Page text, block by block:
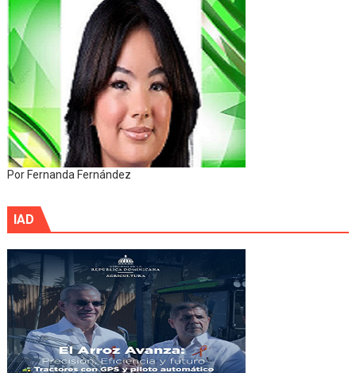
Por Fernanda Fernández
IAD